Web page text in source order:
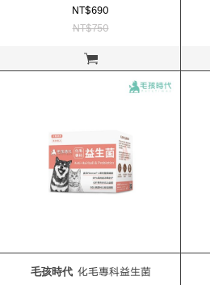
立即購買
NT$690
NT$750
毛孩時代 化毛專科益生菌